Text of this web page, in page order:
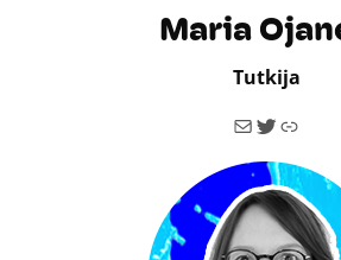
Maria
Tutkija
Sähköposti Twitter Linkki